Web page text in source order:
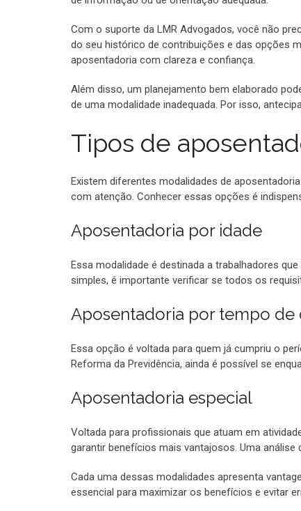
Com o suporte da LMR Advogados, você não
do seu histórico de contribuições e das opções
aposentadoria com clareza e confiança.
Além disso, um planejamento bem elaborado
de uma modalidade inadequada. Por isso,
Tipos de
Existem diferentes modalidades de
com atenção. Conhecer essas opções é
Aposentadoria por idade
Essa modalidade é destinada a trabalhadores
simples, é importante verificar se todos os
Aposentadoria por tempo de
Essa opção é voltada para quem já cumpriu o
Reforma da Previdência, ainda é possível se
Aposentadoria especial
Voltada para profissionais que atuam em
garantir benefícios mais vantajosos. Uma
Cada uma dessas modalidades apresenta
essencial para maximizar os benefícios e evitar